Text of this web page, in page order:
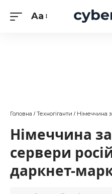
Aa
Головна / Техногіганти / Німеччина
Німеччина
сервери
даркнет-